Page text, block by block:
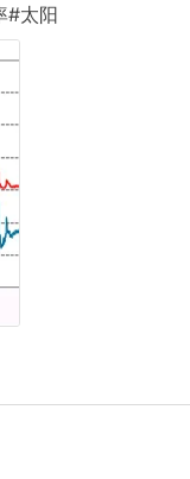
#太阳